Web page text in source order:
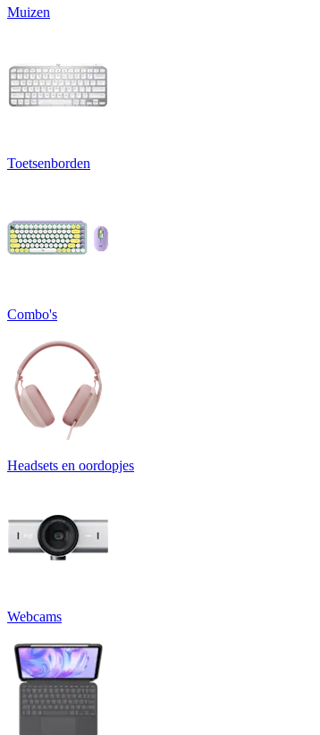
Muizen
Toetsenborden
Combo's
Headsets en oordopjes
Webcams